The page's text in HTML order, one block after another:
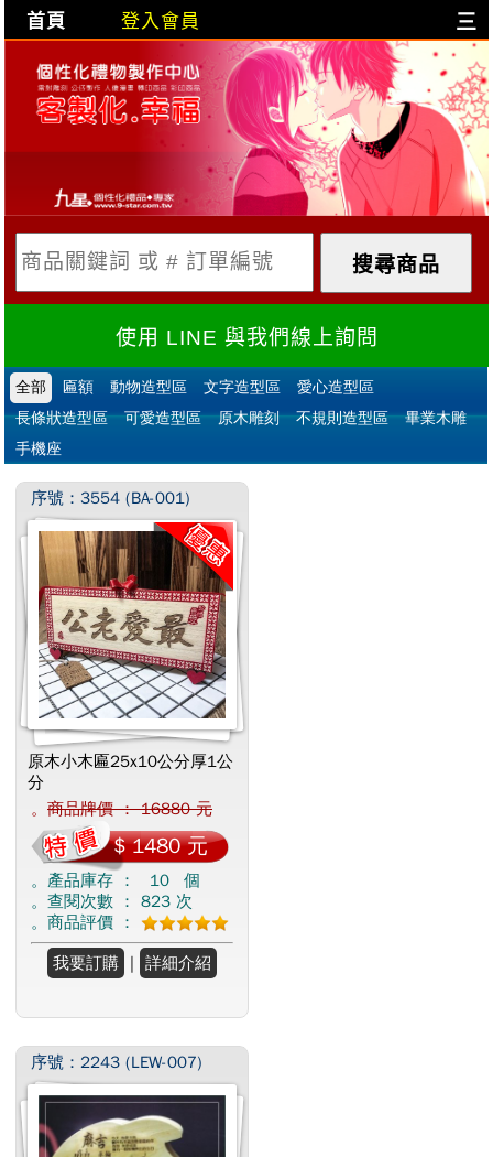
首頁 登入會員 三
購物車內容:
目前購物車是空的!
X
使用 LINE 與我們線上詢問